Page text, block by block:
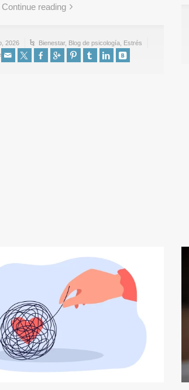
Continue reading
2026 Bienestar, Blog de psicología Estrés